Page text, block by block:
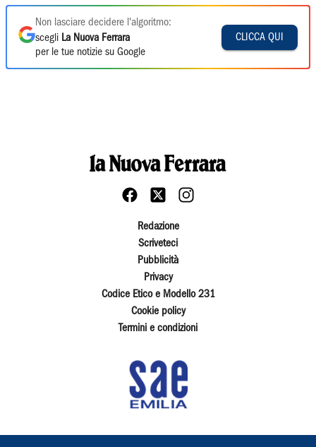
Non lasciare decidere l'algoritmo:
scegli La Nuova Ferrara
per le tue notizie su Google
CLICCA QUI
Redazione
Scriveteci
Pubblicità
Privacy
Codice Etico e Modello 231
Cookie policy
Termini e condizioni